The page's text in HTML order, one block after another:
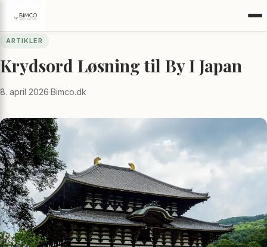
ARTIKLER
Krydsord Løsning til By I Japan
8. april 2026·Bimco.dk